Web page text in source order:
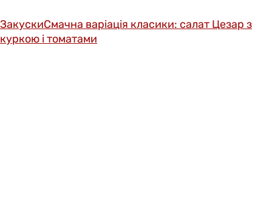
ЗакускиСмачна варіація класики: салат Цезар з
куркою і томатами